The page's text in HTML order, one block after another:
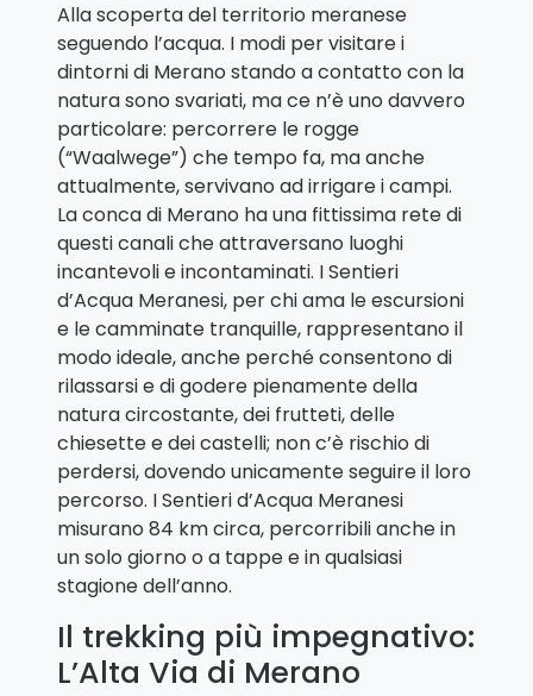
Alla scoperta del territorio meranese
seguendo l’acqua. I modi per visitare i
dintorni di Merano stando a contatto con la
natura sono svariati, ma ce n’è uno davvero
particolare: percorrere le rogge
(“Waalwege”) che tempo fa, ma anche
attualmente, servivano ad irrigare i campi.
La conca di Merano ha una fittissima rete di
questi canali che attraversano luoghi
incantevoli e incontaminati. I Sentieri
d’Acqua Meranesi, per chi ama le escursioni
e le camminate tranquille, rappresentano il
modo ideale, anche perché consentono di
rilassarsi e di godere pienamente della
natura circostante, dei frutteti, delle
chiesette e dei castelli; non c’è rischio di
perdersi, dovendo unicamente seguire il loro
percorso. I Sentieri d’Acqua Meranesi
misurano 84 km circa, percorribili anche in
un solo giorno o a tappe e in qualsiasi
stagione dell’anno.
Il trekking più impegnativo:
L’Alta Via di Merano